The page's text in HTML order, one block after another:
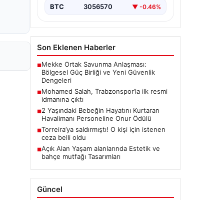
BTC 3056570 ▼ -0.46%
Son Eklenen Haberler
■Mekke Ortak Savunma Anlaşması:
Bölgesel Güç Birliği ve Yeni Güvenlik
Dengeleri
■Mohamed Salah, Trabzonspor’la ilk resmi
idmanına çıktı
■2 Yaşındaki Bebeğin Hayatını Kurtaran
Havalimanı Personeline Onur Ödülü
■Torreira’ya saldırmıştı! O kişi için istenen
ceza belli oldu
■Açık Alan Yaşam alanlarında Estetik ve
bahçe mutfağı Tasarımları
Güncel